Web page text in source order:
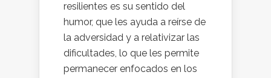
resilientes es su sentido del
humor, que les ayuda a reírse de
la adversidad y a relativizar las
dificultades, lo que les permite
permanecer enfocados en los